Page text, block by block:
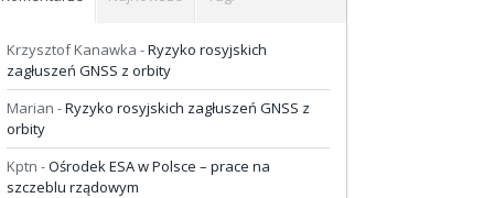
Krzysztof Kanawka -Ryzyko rosyjskich
zagłuszeń GNSS z orbity
Marian -Ryzyko rosyjskich zagłuszeń GNSS z
orbity
Kptn -Ośrodek ESA w Polsce – prace na
szczeblu rządowym